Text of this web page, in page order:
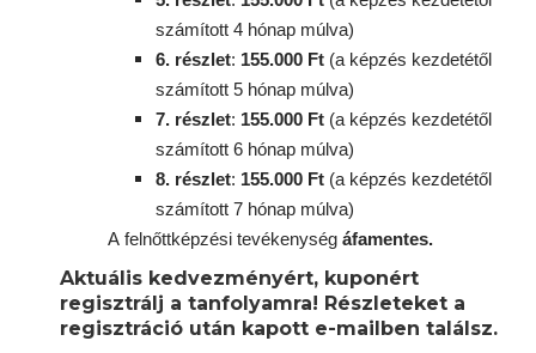
számított 4 hónap múlva)
6. részlet: 155.000 Ft (a képzés kezdetétől
számított 5 hónap múlva)
7. részlet: 155.000 Ft (a képzés kezdetétől
számított 6 hónap múlva)
8. részlet: 155.000 Ft (a képzés kezdetétől
számított 7 hónap múlva)
A felnőttképzési tevékenység áfamentes.
Aktuális kedvezményért, kuponért
regisztrálj a tanfolyamra! Részleteket a
regisztráció után kapott e-mailben találsz.